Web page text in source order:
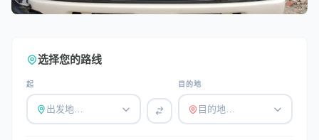
选择您的路线
起
出发地…
目的地
目的地…